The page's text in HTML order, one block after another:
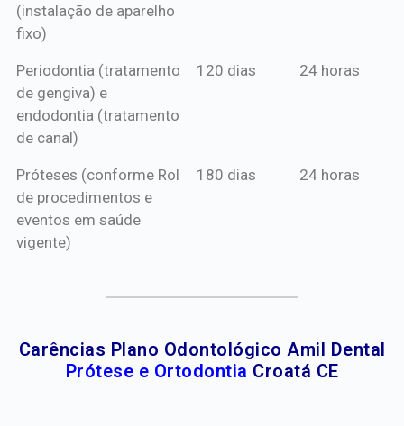
(instalação de aparelho
fixo)
Periodontia (tratamento
de gengiva) e
endodontia (tratamento
de canal)
120 dias 24 horas
Próteses (conforme Rol
de procedimentos e
eventos em saúde
vigente)
180 dias 24 horas
Carências Plano Odontológico Amil Dental
Prótese e Ortodontia Croatá CE